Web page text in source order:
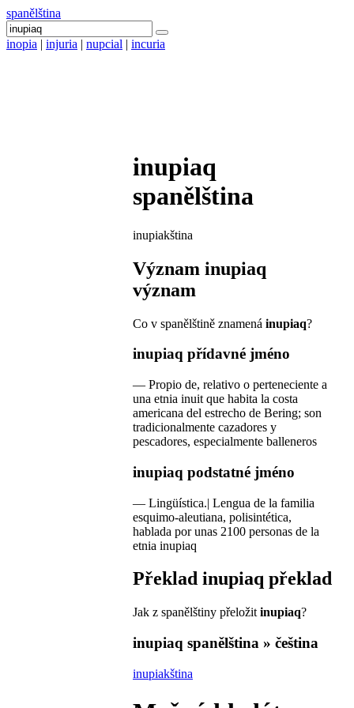
spanělština
inopia | injuria | nupcial | incuria
inupiaq
spanělština
inupiakština
Význam inupiaq
význam
Co v spanělštině znamená inupiaq?
inupiaq přídavné jméno
— Propio de, relativo o perteneciente a
una etnia inuit que habita la costa
americana del estrecho de Bering; son
tradicionalmente cazadores y
pescadores, especialmente balleneros
inupiaq podstatné jméno
— Lingüística.| Lengua de la familia
esquimo-aleutiana, polisintética,
hablada por unas 2100 personas de la
etnia inupiaq
Překlad inupiaq překlad
Jak z spanělštiny přeložit inupiaq?
inupiaq spanělština » čeština
inupiakština